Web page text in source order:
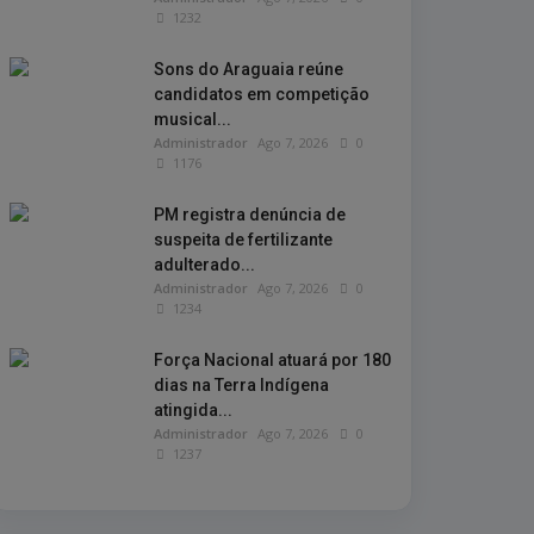
1232
Sons do Araguaia reúne
candidatos em competição
musical...
Administrador Ago 7, 2026
0
1176
PM registra denúncia de
suspeita de fertilizante
adulterado...
Administrador Ago 7, 2026
0
1234
Força Nacional atuará por 180
dias na Terra Indígena
atingida...
Administrador Ago 7, 2026
0
1237